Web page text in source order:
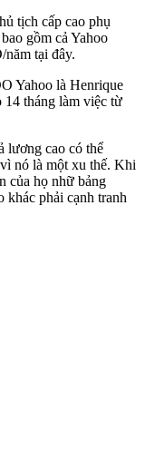
tịch cấp cao phụ
gồm cả Yahoo
tại đây.
Yahoo là Henrique
14 tháng làm việc từ
lương cao có thể
nó là một xu thế. Khi
của họ nhữ bảng
khác phải cạnh tranh